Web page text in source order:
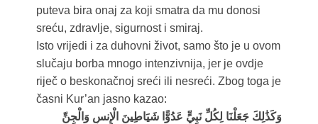
puteva bira onaj za koji smatra da mu donosi
sreću, zdravlje, sigurnost i smiraj.
Isto vrijedi i za duhovni život, samo što je u ovom
slučaju borba mnogo intenzivnija, jer je ovdje
riječ o beskonačnoj sreći ili nesreći. Zbog toga je
časni Kur’an jasno kazao:
وَكَذَٰلِكَ جَعَلْنَا لِكُلِّ نَبِيٍّ عَدُوًّا شَيَاطِينَ الْإِنسِ وَالْجِنِّ